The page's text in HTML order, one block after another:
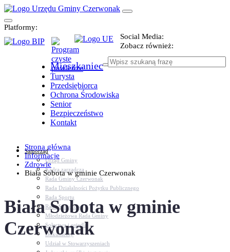
Platformy:
Social Media:
Zobacz również:
Mieszkaniec
Turysta
Przedsiębiorca
Ochrona Środowiska
Senior
Bezpieczeństwo
Kontakt
Samorząd
Urząd Gminy
Kadra zarządcza
Rada Gminy Czerwonak
Rada Działalności Pożytku Publicznego
Rada Sportu
Rada Seniorów
Młodzieżowa Rada Gminy
Sołectwa i osiedla
Dokumenty
Udział w Stowarzyszeniach
Strona główna
Informacje
Zdrowie
Biała Sobota w gminie Czerwonak
Biała Sobota w gminie
Czerwonak